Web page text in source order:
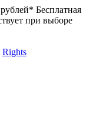
Бесплатная
при выборе
Rights